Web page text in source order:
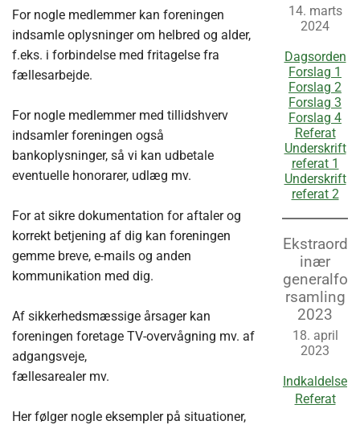
For nogle medlemmer kan foreningen
indsamle oplysninger om helbred og alder,
f.eks. i forbindelse med fritagelse fra
fællesarbejde.
For nogle medlemmer med tillidshverv
indsamler foreningen også
bankoplysninger, så vi kan udbetale
eventuelle honorarer, udlæg mv.
For at sikre dokumentation for aftaler og
korrekt betjening af dig kan foreningen
gemme breve, e-mails og anden
kommunikation med dig.
Af sikkerhedsmæssige årsager kan
foreningen foretage TV-overvågning mv. af
adgangsveje,
fællesarealer mv.
Her følger nogle eksempler på situationer,
14. marts
2024
Dagsorden
Forslag 1
Forslag 2
Forslag 3
Forslag 4
Referat
Underskrift
referat 1
Underskrift
referat 2
Ekstraord
inær
generalfo
rsamling
2023
18. april
2023
Indkaldelse
Referat